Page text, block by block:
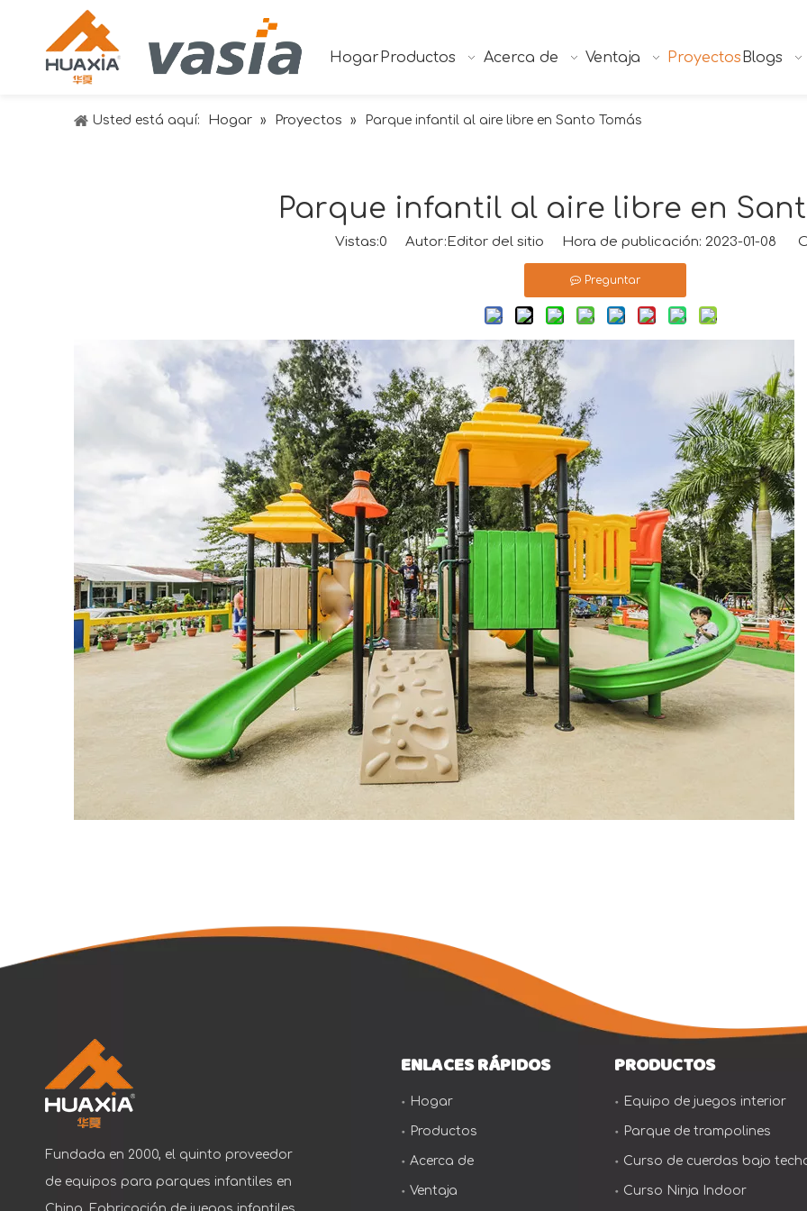
Hogar Productos Acerca de Ventaja Proyectos Blogs
Usted está aquí: Hogar » Proyectos » Parque infantil al aire libre en Santo Tomás
Parque infantil al aire libre en
Vistas:0 Autor:Editor del sitio Hora de publicación: 2023-01-08
Preguntar
Fundada en 2000, el quinto proveedor
de equipos para parques infantiles en
ENLACES RÁPIDOS
Hogar
Productos
Acerca de
Ventaja
PRODUCTOS
Equipo de juegos interior
Parque de trampolines
Curso de cuerdas bajo
Curso Ninja Indoor